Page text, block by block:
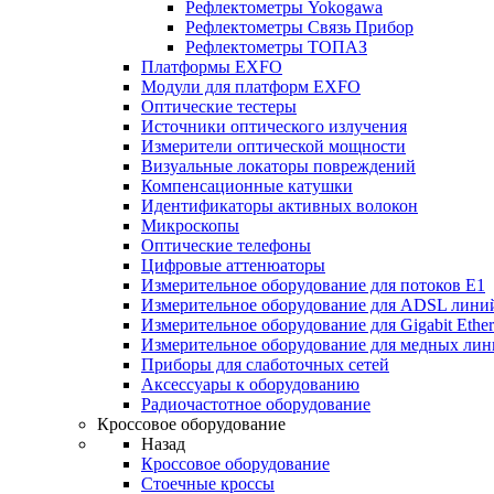
Рефлектометры Yokogawa
Рефлектометры Связь Прибор
Рефлектометры ТОПАЗ
Платформы EXFO
Модули для платформ EXFO
Оптические тестеры
Источники оптического излучения
Измерители оптической мощности
Визуальные локаторы повреждений
Компенсационные катушки
Идентификаторы активных волокон
Микроскопы
Оптические телефоны
Цифровые аттенюаторы
Измерительное оборудование для потоков Е1
Измерительное оборудование для ADSL
Измерительное оборудование для Gigabit
Измерительное оборудование для медных
Приборы для слаботочных сетей
Аксессуары к оборудованию
Радиочастотное оборудование
Кроссовое оборудование
Назад
Кроссовое оборудование
Стоечные кроссы